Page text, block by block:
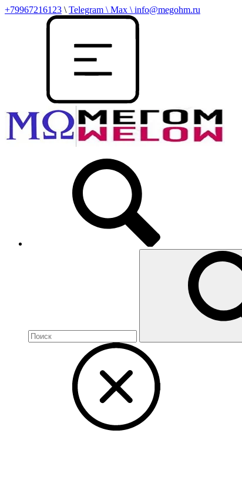
+79967216123 \ Telegram \ Max \ info@megohm.ru